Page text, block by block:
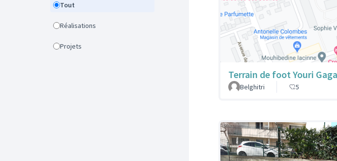
Tout
Réalisations
Projets
Terrain de foot Youri
Belghitri
5